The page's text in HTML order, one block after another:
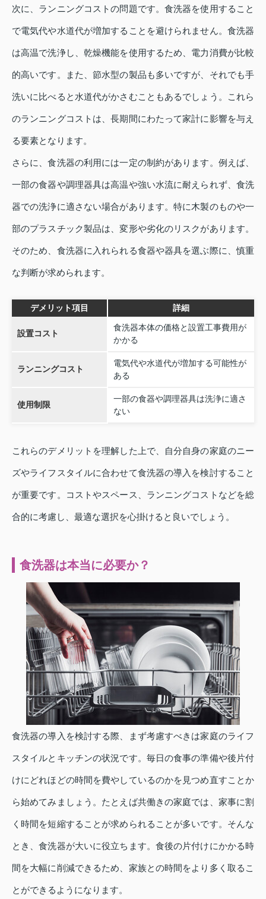
次に、ランニングコストの問題です。食洗器を使用すること
で電気代や水道代が増加することを避けられません。食洗器
は高温で洗浄し、乾燥機能を使用するため、電力消費が比較
的高いです。また、節水型の製品も多いですが、それでも手
洗いに比べると水道代がかさむこともあるでしょう。これら
のランニングコストは、長期間にわたって家計に影響を与え
る要素となります。
さらに、食洗器の利用には一定の制約があります。例えば、
一部の食器や調理器具は高温や強い水流に耐えられず、食洗
器での洗浄に適さない場合があります。特に木製のものや一
部のプラスチック製品は、変形や劣化のリスクがあります。
そのため、食洗器に入れられる食器や器具を選ぶ際に、慎重
な判断が求められます。
デメリット項目 詳細
設置コスト
食洗器本体の価格と設置工事費用が
かかる
ランニングコスト
電気代や水道代が増加する可能性が
ある
使用制限
一部の食器や調理器具は洗浄に適さ
ない
これらのデメリットを理解した上で、自分自身の家庭のニー
ズやライフスタイルに合わせて食洗器の導入を検討すること
が重要です。コストやスペース、ランニングコストなどを総
合的に考慮し、最適な選択を心掛けると良いでしょう。
食洗器は本当に必要か？
食洗器の導入を検討する際、まず考慮すべきは家庭のライフ
スタイルとキッチンの状況です。毎日の食事の準備や後片付
けにどれほどの時間を費やしているのかを見つめ直すことか
ら始めてみましょう。たとえば共働きの家庭では、家事に割
く時間を短縮することが求められることが多いです。そんな
とき、食洗器が大いに役立ちます。食後の片付けにかかる時
間を大幅に削減できるため、家族との時間をより多く取るこ
とができるようになります。